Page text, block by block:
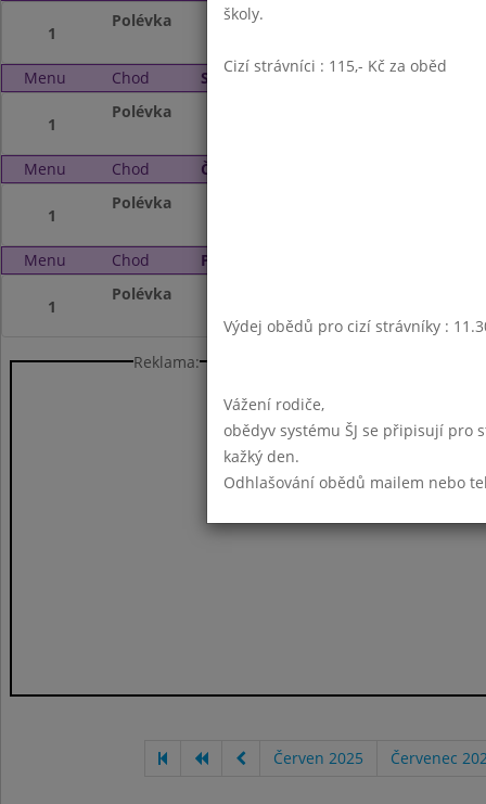
1
Polévka
Menu Chod Středa 27. 8. 2025 (11:30 - 13:45)
1
Polévka
Menu Chod Čtvrtek 28. 8. 2025 (11:30 - 13:45)
1
Polévka
Menu Chod Pátek 29. 8. 2025 (11:30 - 13:45)
1
Polévka
Reklama:
Červen 2025 Červenec
školy.
Cizí strávníci : 115,- Kč za oběd
Výdej obědů pro cizí strávníky :
Vážení rodiče,
obědyv systému ŠJ se připisují pro
kažký den.
Odhlašování obědů mailem nebo